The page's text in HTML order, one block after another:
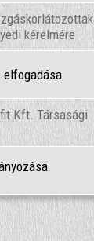
kérelmére
elfogadása
Kft. Társasági